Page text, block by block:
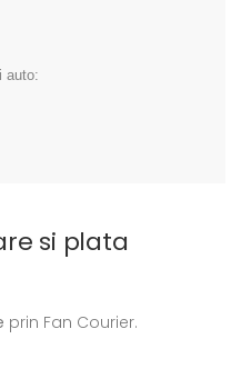
auto:
si plata
prin Fan Courier.